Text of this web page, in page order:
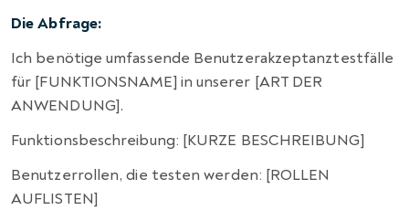
Die Abfrage:
Ich benötige umfassende Benutzerakzeptanztestfälle
für [FUNKTIONSNAME] in unserer [ART DER
ANWENDUNG].
Funktionsbeschreibung: [KURZE BESCHREIBUNG]
Benutzerrollen, die testen werden: [ROLLEN
AUFLISTEN]